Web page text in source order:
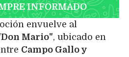
INFORMADO
envuelve al
Mario", ubicado en
Campo Gallo y